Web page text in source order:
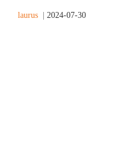
laurus 2024-07-30